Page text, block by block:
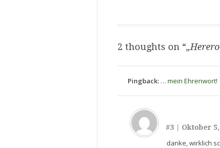
2 thoughts on “
Pingback: … mein
#3 Oktober
danke, wirklich